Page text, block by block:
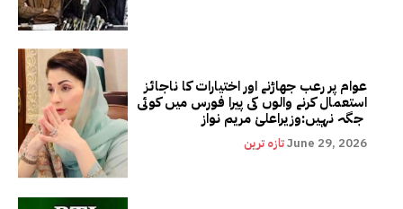
عوام پر رعب جھاڑنے اور اختیارات کا ناجائز
استعمال کرنے والوں کی پیرا فورس میں کوئی
تازہ ترینJune 29, 2026